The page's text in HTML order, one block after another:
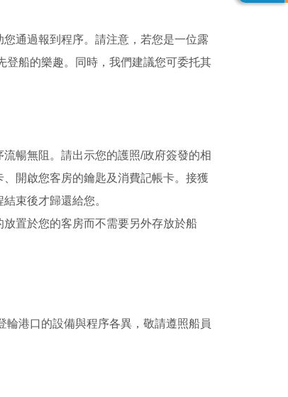
通過報到程序。請注意，若您是一位露
登船的樂趣。同時，我們建議您可委托其
暢無阻。請出示您的護照/政府簽發的相
開啟您客房的鑰匙及消費記帳卡。接獲
束後才歸還給您。
置於您的客房而不需要另外存放於船
港口的設備與程序各異，敬請遵照船員